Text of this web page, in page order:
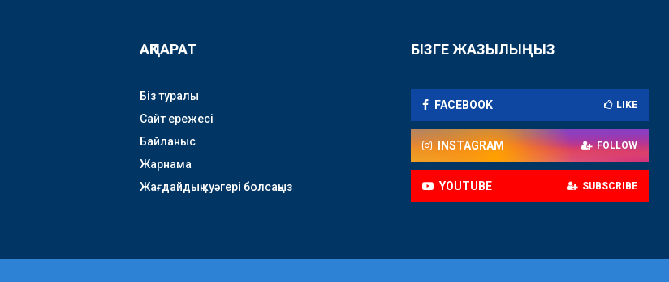
АҚПАРАТ
Біз туралы
Сайт ережесі
Байланыс
Жарнама
Жағдайдың куәгері болсаңыз
БІЗГЕ ЖАЗЫЛЫҢЫЗ
FACEBOOK LIKE
INSTAGRAM FOLLOW
YOUTUBE SUBSCRIBE